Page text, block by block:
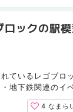
ックの駅模
ているレゴブロ
地下鉄関連のイ
の乗り場...
4なまら